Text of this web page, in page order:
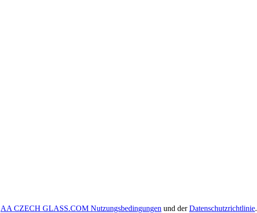
AA CZECH GLASS.COM Nutzungsbedingungen und derDatenschutzrichtlinie.